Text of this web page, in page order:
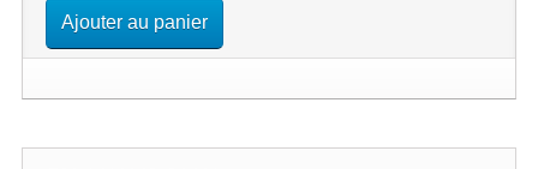
Ajouter au panier